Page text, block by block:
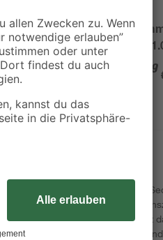
Typ 53/8
1.080 Stück
99€
mm
99
Schrauber-Bit von kwb, mit 1/4"
und verfügt über eine
des Bits und verhindert
der Anpressdruck reduziert